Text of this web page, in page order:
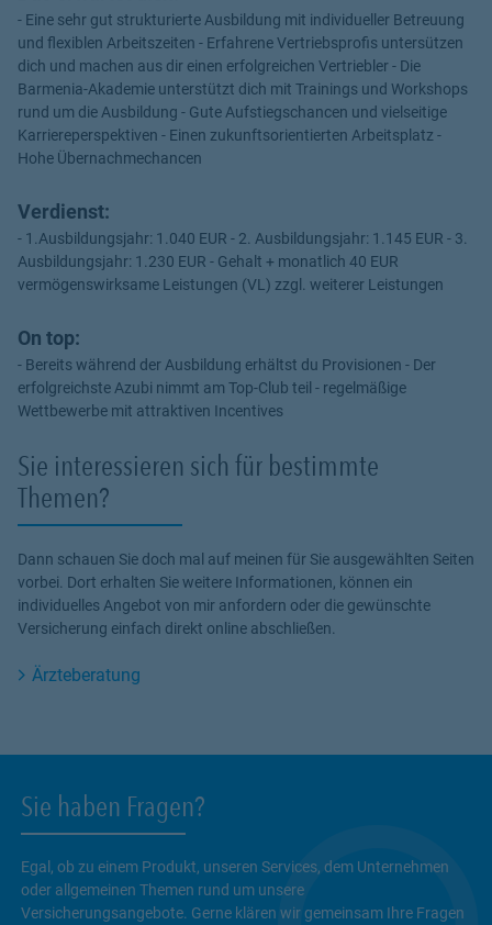
- Eine sehr gut strukturierte Ausbildung mit individueller Betreuung
und flexiblen Arbeitszeiten - Erfahrene Vertriebsprofis untersützen
dich und machen aus dir einen erfolgreichen Vertriebler - Die
Barmenia-Akademie unterstützt dich mit Trainings und Workshops
rund um die Ausbildung - Gute Aufstiegschancen und vielseitige
Karriereperspektiven - Einen zukunftsorientierten Arbeitsplatz -
Hohe Übernachmechancen
Verdienst:
- 1.Ausbildungsjahr: 1.040 EUR - 2. Ausbildungsjahr: 1.145 EUR - 3.
Ausbildungsjahr: 1.230 EUR - Gehalt + monatlich 40 EUR
vermögenswirksame Leistungen (VL) zzgl. weiterer Leistungen
On top:
- Bereits während der Ausbildung erhältst du Provisionen - Der
erfolgreichste Azubi nimmt am Top-Club teil - regelmäßige
Wettbewerbe mit attraktiven Incentives
Sie interessieren sich für bestimmte
Themen?
Dann schauen Sie doch mal auf meinen für Sie ausgewählten Seiten
vorbei. Dort erhalten Sie weitere Informationen, können ein
individuelles Angebot von mir anfordern oder die gewünschte
Versicherung einfach direkt online abschließen.
Ärzteberatung
Sie haben Fragen?
Egal, ob zu einem Produkt, unseren Services, dem Unternehmen
oder allgemeinen Themen rund um unsere
Versicherungsangebote. Gerne klären wir gemeinsam Ihre Fragen